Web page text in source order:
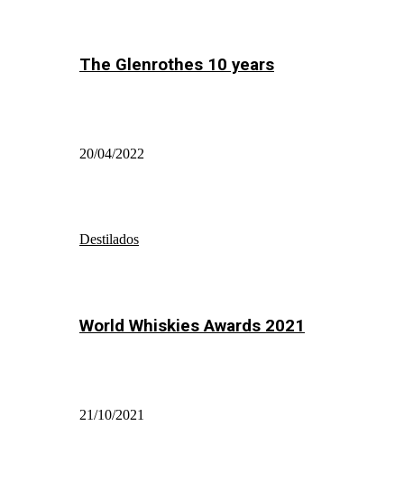
The Glenrothes 10 years
20/04/2022
Destilados
World Whiskies Awards 2021
21/10/2021